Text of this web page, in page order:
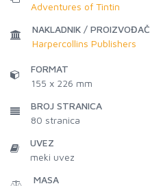
Adventures of Tintin
NAKLADNIK / PROIZVOĐAČ
Harpercollins Publishers
FORMAT
155 x 226 mm
BROJ STRANICA
80 stranica
UVEZ
meki uvez
MASA